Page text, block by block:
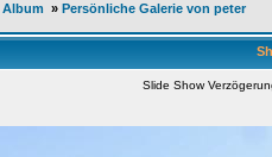
Album » Persönliche Galerie von peter
Slide Show